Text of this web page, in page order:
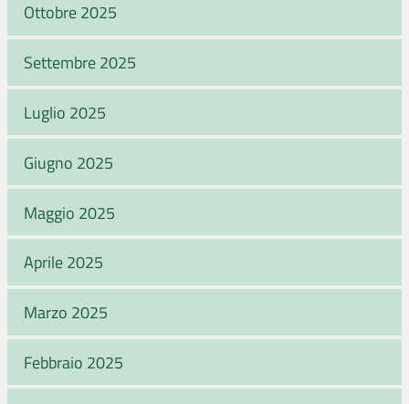
Ottobre 2025
Settembre 2025
Luglio 2025
Giugno 2025
Maggio 2025
Aprile 2025
Marzo 2025
Febbraio 2025